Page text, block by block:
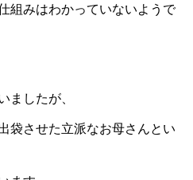
組みはわかっていないようで
ましたが、
袋させた立派なお母さんとい